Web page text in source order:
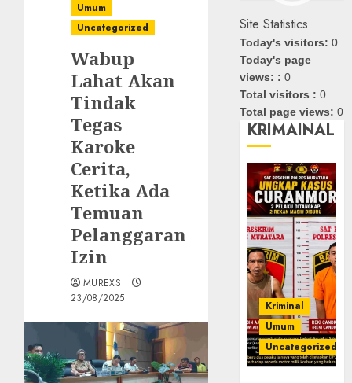
Umum
Uncategorized
Wabup
Lahat Akan
Tindak
Tegas
Karoke
Cerita,
Ketika Ada
Temuan
Pelanggaran
Izin
MUREXS
23/08/2025
Site Statistics
Today's visitors:0
Today's page
views: :0
Total visitors :0
Total page views:0
KRIMAINAL
Kriminal
Umum
Uncategorized